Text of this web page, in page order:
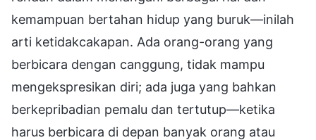
kemampuan bertahan hidup yang buruk—inilah
arti ketidakcakapan. Ada orang-orang yang
berbicara dengan canggung, tidak mampu
mengekspresikan diri; ada juga yang bahkan
berkepribadian pemalu dan tertutup—ketika
harus berbicara di depan banyak orang atau